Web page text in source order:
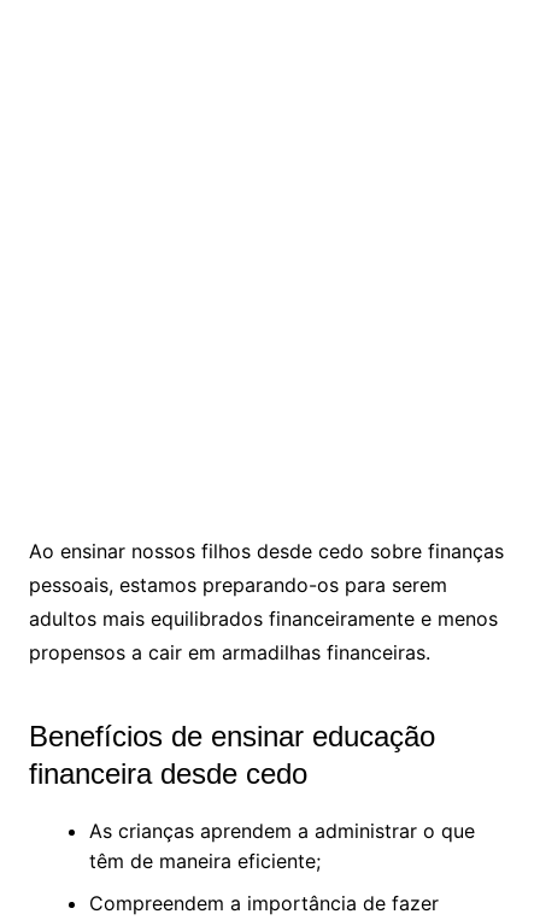
Ao ensinar nossos filhos desde cedo sobre finanças
pessoais, estamos preparando-os para serem
adultos mais equilibrados financeiramente e menos
propensos a cair em armadilhas financeiras.
Benefícios de ensinar educação
financeira desde cedo
As crianças aprendem a administrar o que
têm de maneira eficiente;
Compreendem a importância de fazer